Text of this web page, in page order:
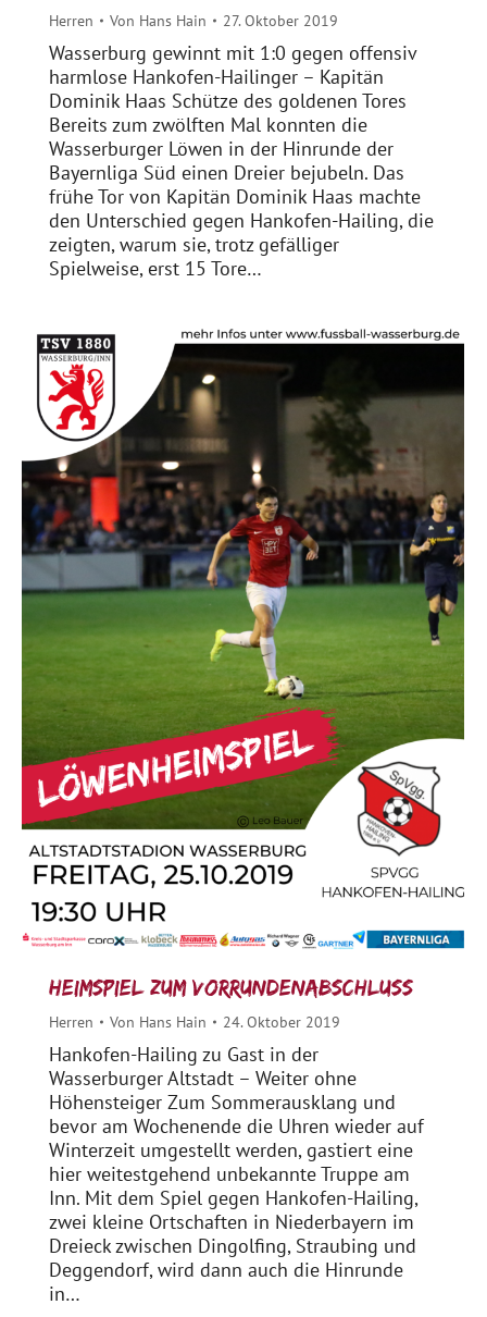
Herren Von Hans Hain 27. Oktober 2019
Wasserburg gewinnt mit 1:0 gegen offensiv
harmlose Hankofen-Hailinger – Kapitän
Dominik Haas Schütze des goldenen Tores
Bereits zum zwölften Mal konnten die
Wasserburger Löwen in der Hinrunde der
Bayernliga Süd einen Dreier bejubeln. Das
frühe Tor von Kapitän Dominik Haas machte
den Unterschied gegen Hankofen-Hailing, die
zeigten, warum sie, trotz gefälliger
Spielweise, erst 15 Tore…
Heimspiel zum Vorrundenabschluss
Herren Von Hans Hain 24. Oktober 2019
Hankofen-Hailing zu Gast in der
Wasserburger Altstadt – Weiter ohne
Höhensteiger Zum Sommerausklang und
bevor am Wochenende die Uhren wieder auf
Winterzeit umgestellt werden, gastiert eine
hier weitestgehend unbekannte Truppe am
Inn. Mit dem Spiel gegen Hankofen-Hailing,
zwei kleine Ortschaften in Niederbayern im
Dreieck zwischen Dingolfing, Straubing und
Deggendorf, wird dann auch die Hinrunde
in…